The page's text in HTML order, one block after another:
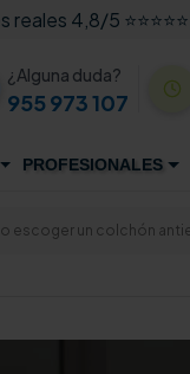
4,8/5 ⭐⭐⭐⭐⭐
¿Alguna duda?
955 973 107
PROFESIONALES
escoger un colchón